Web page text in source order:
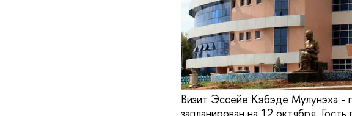
Визит Эссейе Кэбэде Мулунэха -